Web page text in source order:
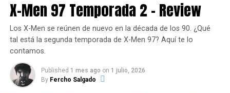
XavieryMagneto. Al cual seguramente recuerdas como
el jefe final del videojuego Marvel vs Capcom.
X-Men 97 Temporada 2 – Review
Los X-Men se reúnen de nuevo en la década de los 90. ¿Qué
tal está la segunda temporada de X-Men 97? Aquí te lo
contamos.
Published 1 mes ago on 1 julio, 2026
By Fercho Salgado